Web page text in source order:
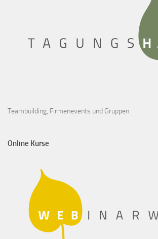
Teambuilding, Firmenevents und Gruppen.
Online Kurse